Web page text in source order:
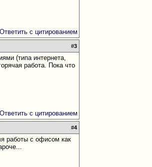
#3
(типа интернета,
работа. Пока что
#4
работы с офисом как